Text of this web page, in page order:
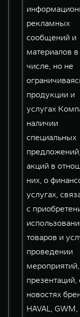
рекламных
сообщений и
материалов
числе, но не
продукции и
услугах
наличии
специальных
предложений,
акций в
них, о
услугах,
с
товаров и
проведении
мероприятий,
презентаций,
новостях
HAVAL, GWM,